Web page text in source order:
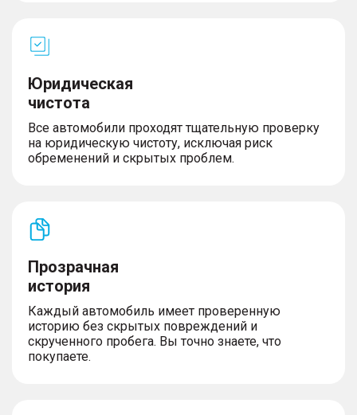
Юридическая
чистота
Все автомобили проходят тщательную проверку
на юридическую чистоту, исключая риск
обременений и скрытых проблем.
Прозрачная
история
Каждый автомобиль имеет проверенную
историю без скрытых повреждений и
скрученного пробега. Вы точно знаете, что
покупаете.